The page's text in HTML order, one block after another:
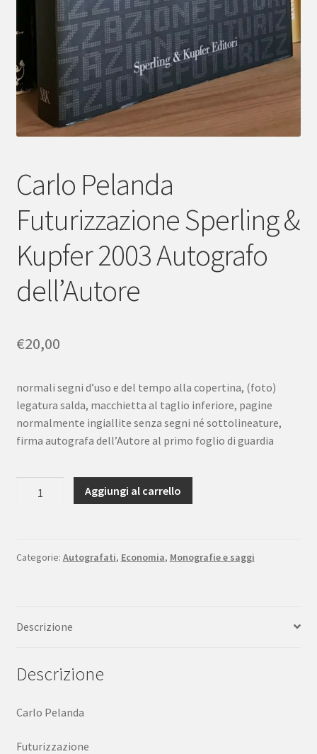
Carlo Pelanda
Futurizzazione Sperling &
Kupfer 2003 Autografo
dell’Autore
€20,00
normali segni d’uso e del tempo alla copertina, (foto)
legatura salda, macchietta al taglio inferiore, pagine
normalmente ingiallite senza segni né sottolineature,
firma autografa dell’Autore al primo foglio di guardia
&
dell'Autore
Aggiungi al carrello
Categorie: Autografati, Economia, Monografie e saggi
Descrizione
Descrizione
Carlo Pelanda
Futurizzazione